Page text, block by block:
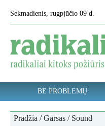
Sekmadienis, rugpjūčio 09 d.
BE PROBLEMŲ
Pradžia /Garsas / Sound